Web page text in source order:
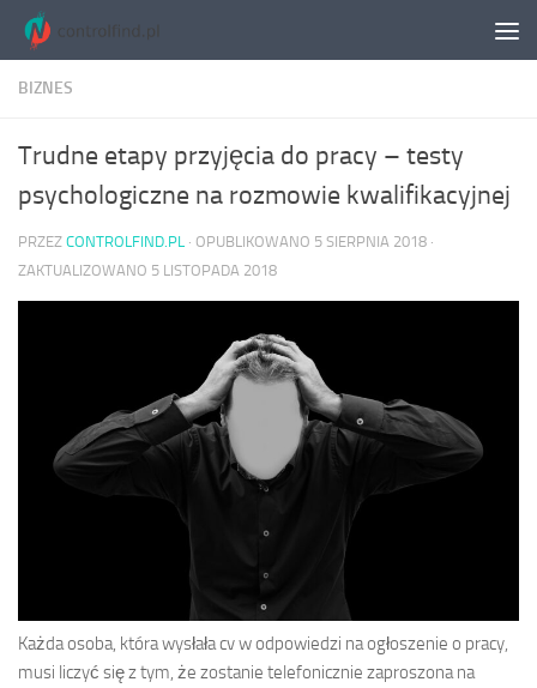
Skip to content
BIZNES
Trudne etapy przyjęcia do pracy – testy
psychologiczne na rozmowie kwalifikacyjnej
PRZEZ CONTROLFIND.PL · OPUBLIKOWANO 5 SIERPNIA 2018 ·
ZAKTUALIZOWANO 5 LISTOPADA 2018
Każda osoba, która wysłała cv w odpowiedzi na ogłoszenie o pracy,
musi liczyć się z tym, że zostanie telefonicznie zaproszona na